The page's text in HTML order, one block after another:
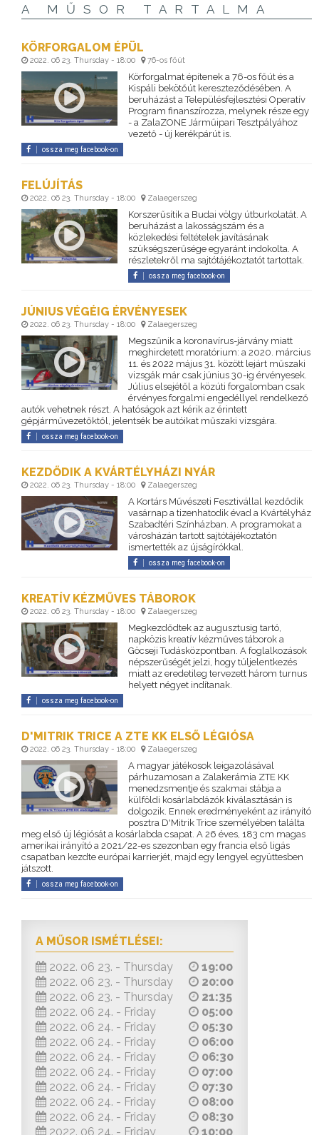
A MŰSOR TARTALMA
KÖRFORGALOM ÉPÜL
2022. 06 23. Thursday - 18:00 76-os főút
Körforgalmat építenek a 76-os főút és a
Kispáli bekötőút kereszteződésében. A
beruházást a Településfejlesztési Operatív
Program finanszírozza, melynek része egy
- a ZalaZONE Járműipari Tesztpályához
vezető - új kerékpárút is.
ossza meg facebook-on
FELÚJÍTÁS
2022. 06 23. Thursday - 18:00 Zalaegerszeg
Korszerűsítik a Budai völgy útburkolatát. A
beruházást a lakosságszám és a
közlekedési feltételek javításának
szükségszerűsége egyaránt indokolta. A
részletekről ma sajtótájékoztatót tartottak.
ossza meg facebook-on
JÚNIUS VÉGÉIG ÉRVÉNYESEK
2022. 06 23. Thursday - 18:00 Zalaegerszeg
Megszűnik a koronavírus-járvány miatt
meghirdetett moratórium: a 2020. március
11. és 2022 május 31. között lejárt műszaki
vizsgák már csak június 30-ig érvényesek.
Július elsejétől a közúti forgalomban csak
érvényes forgalmi engedéllyel rendelkező
autók vehetnek részt. A hatóságok azt kérik az érintett
gépjárművezetőktől, jelentsék be autóikat műszaki vizsgára.
ossza meg facebook-on
KEZDŐDIK A KVÁRTÉLYHÁZI NYÁR
2022. 06 23. Thursday - 18:00 Zalaegerszeg
A Kortárs Művészeti Fesztivállal kezdődik
vasárnap a tizenhatodik évad a Kvártélyház
Szabadtéri Színházban. A programokat a
városházán tartott sajtótájékoztatón
ismertették az újságírókkal.
ossza meg facebook-on
KREATÍV KÉZMŰVES TÁBOROK
2022. 06 23. Thursday - 18:00 Zalaegerszeg
Megkezdődtek az augusztusig tartó,
napközis kreatív kézműves táborok a
Göcseji Tudásközpontban. A foglalkozások
népszerűségét jelzi, hogy túljelentkezés
miatt az eredetileg tervezett három turnus
helyett négyet indítanak.
ossza meg facebook-on
D'MITRIK TRICE A ZTE KK ELSŐ LÉGIÓSA
2022. 06 23. Thursday - 18:00 Zalaegerszeg
A magyar játékosok leigazolásával
párhuzamosan a Zalakerámia ZTE KK
menedzsmentje és szakmai stábja a
külföldi kosárlabdázók kiválasztásán is
dolgozik. Ennek eredményeként az irányító
posztra D'Mitrik Trice személyében találta
meg első új légiósát a kosárlabda csapat. A 26 éves, 183 cm magas
amerikai irányító a 2021/22-es szezonban egy francia első ligás
csapatban kezdte európai karrierjét, majd egy lengyel együttesben
játszott.
ossza meg facebook-on
A MŰSOR ISMÉTLÉSEI:
2022. 06 23. - Thursday
19:00
2022. 06 23. - Thursday
20:00
2022. 06 23. - Thursday
21:35
2022. 06 24. - Friday
05:00
2022. 06 24. - Friday
05:30
2022. 06 24. - Friday
06:00
2022. 06 24. - Friday
06:30
2022. 06 24. - Friday
07:00
2022. 06 24. - Friday
07:30
2022. 06 24. - Friday
08:00
2022. 06 24. - Friday
08:30
2022. 06 24. - Friday
10:00